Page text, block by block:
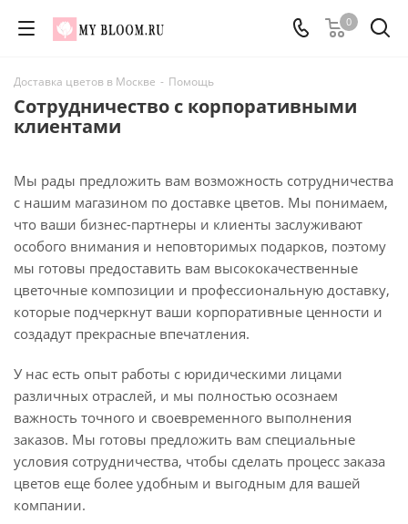
0
Доставка цветов в Москве - Помощь
Сотрудничество с корпоративными
клиентами
Мы рады предложить вам возможность сотрудничества
с нашим магазином по доставке цветов. Мы понимаем,
что ваши бизнес-партнеры и клиенты заслуживают
особого внимания и неповторимых подарков, поэтому
мы готовы предоставить вам высококачественные
цветочные композиции и профессиональную доставку,
которые подчеркнут ваши корпоративные ценности и
создадут прекрасные впечатления.
У нас есть опыт работы с юридическими лицами
различных отраслей, и мы полностью осознаем
важность точного и своевременного выполнения
заказов. Мы готовы предложить вам специальные
условия сотрудничества, чтобы сделать процесс заказа
цветов еще более удобным и выгодным для вашей
компании.